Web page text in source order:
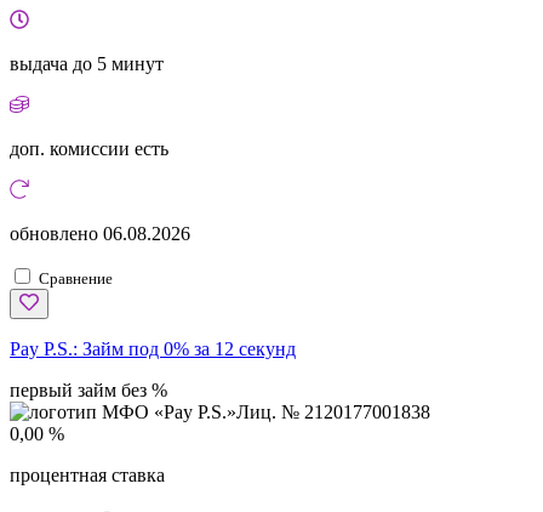
выдача до 5 минут
доп. комиссии есть
обновлено 06.08.2026
Сравнение
Pay P.S.: Займ под 0% за 12 секунд
первый займ без %
Лиц. № 2120177001838
0,00 %
процентная ставка